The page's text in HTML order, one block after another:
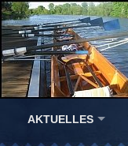
AKTUELLES